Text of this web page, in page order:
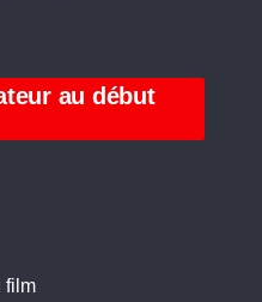
au début
film